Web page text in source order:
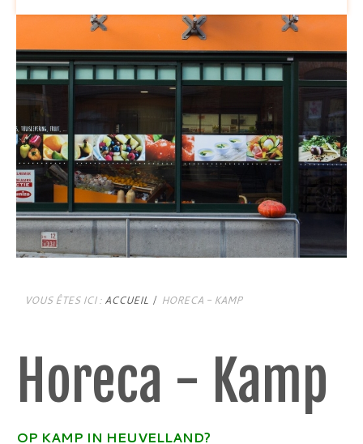
VOUS ÊTES ICI : ACCUEIL HORECA - KAMP
Horeca - Kamp
OP KAMP IN HEUVELLAND?